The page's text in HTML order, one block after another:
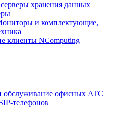
хранения данных
и комплектующие,
клиенты NComputing
обслуживание офисных АТС
телефонов